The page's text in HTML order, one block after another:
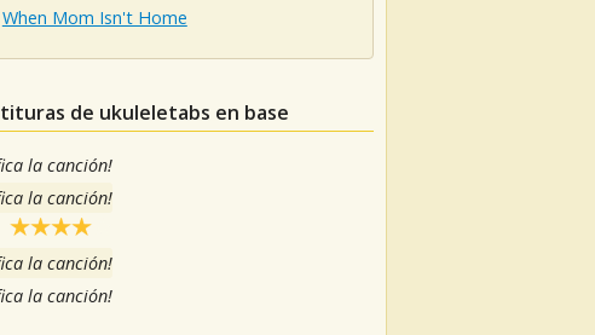
When Mom Isn't Home
de ukuleletabs en base
la canción!
la canción!
la canción!
la canción!